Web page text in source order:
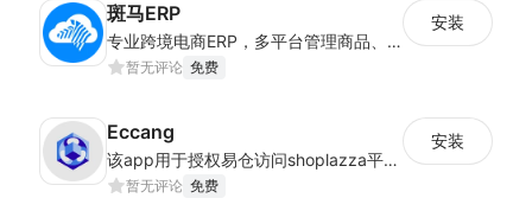
斑马ERP
专业跨境电商ERP，多平台管理商品、订单、客服、采购、仓储物流等功能sass模式的跨境ERP
暂无评论 免费
安装
Eccang
该app用于授权易仓访问shoplazza平台上的店铺数据
暂无评论 免费
安装